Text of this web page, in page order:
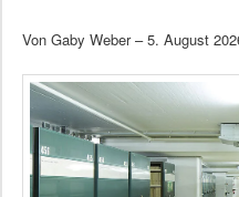
Von Gaby Weber – 5. August